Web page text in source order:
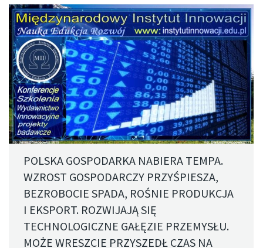
POLSKA GOSPODARKA NABIERA TEMPA.
WZROST GOSPODARCZY PRZYŚPIESZA,
BEZROBOCIE SPADA, ROŚNIE PRODUKCJA
I EKSPORT. ROZWIJAJĄ SIĘ
TECHNOLOGICZNE GAŁĘZIE PRZEMYSŁU.
MOŻE WRESZCIE PRZYSZEDŁ CZAS NA